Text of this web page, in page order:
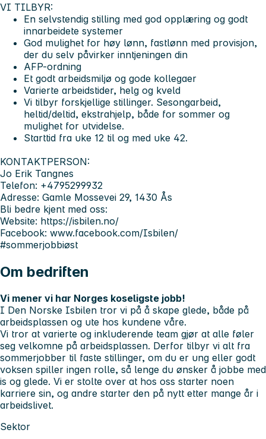
VI TILBYR:
En selvstendig stilling med god opplæring og godt
innarbeidete systemer
God mulighet for høy lønn, fastlønn med provisjon,
der du selv påvirker inntjeningen din
AFP-ordning
Et godt arbeidsmiljø og gode kollegaer
Varierte arbeidstider, helg og kveld
Vi tilbyr forskjellige stillinger. Sesongarbeid,
heltid/deltid, ekstrahjelp, både for sommer og
mulighet for utvidelse.
Starttid fra uke 12 til og med uke 42.
KONTAKTPERSON:
Jo Erik Tangnes
Telefon: +4795299932
Adresse: Gamle Mossevei 29, 1430 Ås
Bli bedre kjent med oss:
Website: https://isbilen.no/
Facebook: www.facebook.com/Isbilen/
#sommerjobbiøst
Om bedriften
Vi mener vi har Norges koseligste jobb!
I Den Norske Isbilen tror vi på å skape glede, både på
arbeidsplassen og ute hos kundene våre.
Vi tror at varierte og inkluderende team gjør at alle føler
seg velkomne på arbeidsplassen. Derfor tilbyr vi alt fra
sommerjobber til faste stillinger, om du er ung eller godt
voksen spiller ingen rolle, så lenge du ønsker å jobbe med
is og glede. Vi er stolte over at hos oss starter noen
karriere sin, og andre starter den på nytt etter mange år i
arbeidslivet.
Sektor